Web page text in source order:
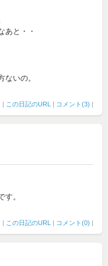
あと・・
いの。
| この日記のURL | コメント(3) |
。
| この日記のURL | コメント(0) |